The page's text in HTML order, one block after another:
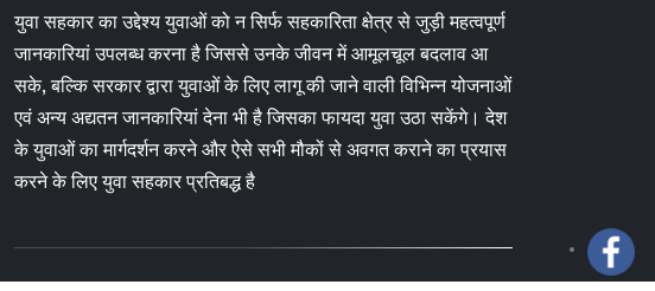
युवा सहकार का उद्देश्य युवाओं को न सिर्फ सहकारिता क्षेत्र से जुड़ी महत्वपूर्ण
जानकारियां उपलब्ध करना है जिससे उनके जीवन में आमूलचूल बदलाव आ
सके, बल्कि सरकार द्वारा युवाओं के लिए लागू की जाने वाली विभिन्न योजनाओं
एवं अन्य अद्यतन जानकारियां देना भी है जिसका फायदा युवा उठा सकेंगे। देश
के युवाओं का मार्गदर्शन करने और ऐसे सभी मौकों से अवगत कराने का प्रयास
करने के लिए युवा सहकार प्रतिबद्ध है